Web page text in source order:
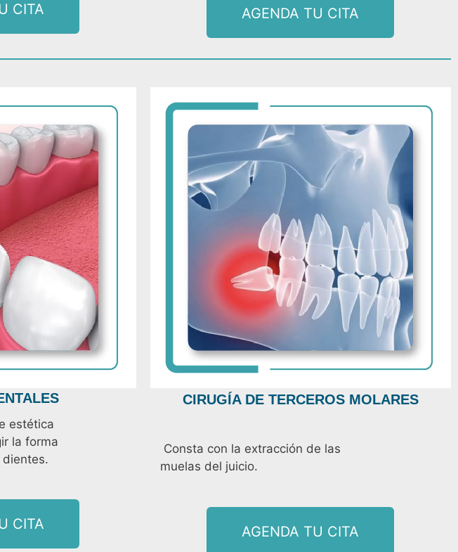
CITA AGENDA TU CITA
estética
la forma
CITA
CIRUGÍA DE TERCEROS MOLARES
Consta con la extracción de las
muelas del juicio.
AGENDA TU CITA